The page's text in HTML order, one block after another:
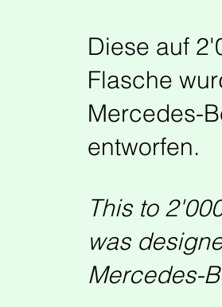
Diese auf
Flasche
Mercedes-
entworfen.
This to
was
Mercedes-